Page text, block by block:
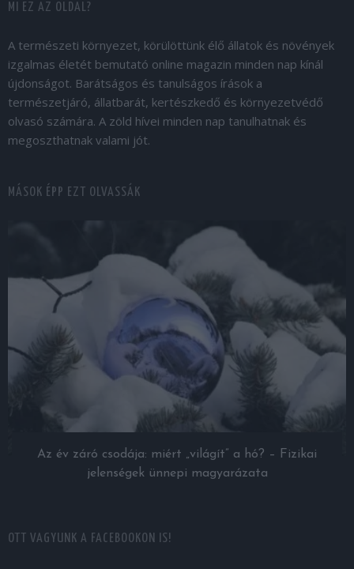
MI EZ AZ OLDAL?
A természeti környezet, körülöttünk élő állatok és növények
izgalmas életét bemutató online magazin minden nap kínál
újdonságot. Barátságos és tanulságos írások a
természetjáró, állatbarát, kertészkedő és környezetvédő
olvasó számára. A zöld hívei minden nap tanulhatnak és
megoszthatnak valami jót.
MÁSOK ÉPP EZT OLVASSÁK
Az év záró csodája: miért „világít” a hó? – Fizikai
jelenségek ünnepi magyarázata
OTT VAGYUNK A FACEBOOKON IS!